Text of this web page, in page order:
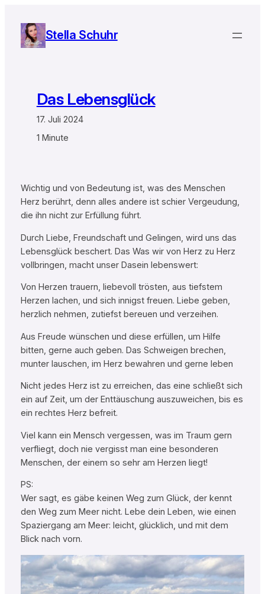
Inhalt
springen
Stella Schuhr
Das Lebensglück
17. Juli 2024
1 Minute
Wichtig und von Bedeutung ist, was des Menschen
Herz berührt, denn alles andere ist schier Vergeudung,
die ihn nicht zur Erfüllung führt.
Durch Liebe, Freundschaft und Gelingen, wird uns das
Lebensglück beschert. Das Was wir von Herz zu Herz
vollbringen, macht unser Dasein lebenswert:
Von Herzen trauern, liebevoll trösten, aus tiefstem
Herzen lachen, und sich innigst freuen. Liebe geben,
herzlich nehmen, zutiefst bereuen und verzeihen.
Aus Freude wünschen und diese erfüllen, um Hilfe
bitten, gerne auch geben. Das Schweigen brechen,
munter lauschen, im Herz bewahren und gerne leben
Nicht jedes Herz ist zu erreichen, das eine schließt sich
ein auf Zeit, um der Enttäuschung auszuweichen, bis es
ein rechtes Herz befreit.
Viel kann ein Mensch vergessen, was im Traum gern
verfliegt, doch nie vergisst man eine besonderen
Menschen, der einem so sehr am Herzen liegt!
PS:
Wer sagt, es gäbe keinen Weg zum Glück, der kennt
den Weg zum Meer nicht. Lebe dein Leben, wie einen
Spaziergang am Meer: leicht, glücklich, und mit dem
Blick nach vorn.